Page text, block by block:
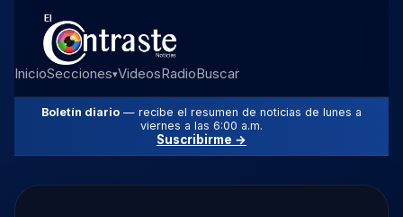
InicioSecciones▾VideosRadioBuscar
Boletín diario — recibe el resumen de noticias de lunes a
viernes a las 6:00 a.m.
Suscribirme →